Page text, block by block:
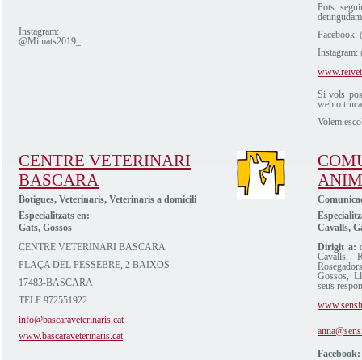
Instagram:
@Mimats2019_
Pots
Facebook:
Instagram:
Si vols
web o
Volem
CENTRE VETERINARI
BASCARA
Botigues, Veterinaris, Veterinaris a domicili
Especialitzats en:
Gats, Gossos
CENTRE VETERINARI BASCARA
PLAÇA DEL PESSEBRE, 2 BAIXOS
17483-BASCARA
TELF 972551922
info@bascaraveterinaris.cat
www.bascaraveterinaris.cat
Cavalls,
Dirigit a:
Cavalls,
Gossos,
seus
Facebook: